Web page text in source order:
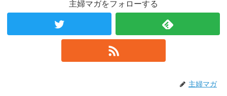
主婦マガをフォローする
主婦マガ